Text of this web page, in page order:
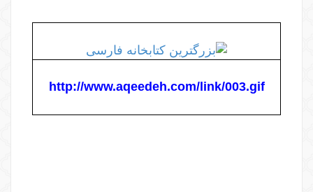
http://www.aqeedeh.com/link/003.gif